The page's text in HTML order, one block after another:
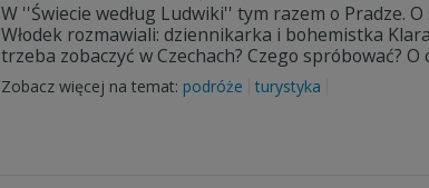
W ''Świecie według Ludwiki'' tym razem o Pradze.
Włodek rozmawiali: dziennikarka i bohemistka
trzeba zobaczyć w Czechach? Czego spróbować?
Zobacz więcej na temat: podróże turystyka